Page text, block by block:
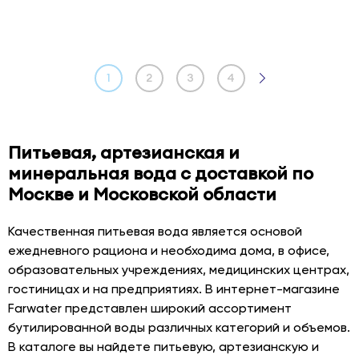
1 2 3 4
Питьевая, артезианская и
минеральная вода с доставкой по
Москве и Московской области
Качественная питьевая вода является основой
ежедневного рациона и необходима дома, в офисе,
образовательных учреждениях, медицинских центрах,
гостиницах и на предприятиях. В интернет-магазине
Farwater представлен широкий ассортимент
бутилированной воды различных категорий и объемов.
В каталоге вы найдете питьевую, артезианскую и